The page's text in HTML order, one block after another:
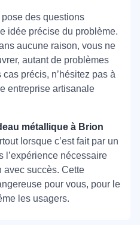
des questions
idée précise du problème.
aucune raison, vous ne
autant de problèmes
précis, n’hésitez pas à
entreprise artisanale
métallique à Brion
lorsque c’est fait par un
l’expérience nécessaire
avec succès. Cette
pour vous, pour le
les usagers.